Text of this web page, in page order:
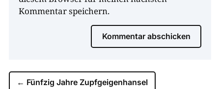
Kommentar speichern.
Kommentar abschicken
← Fünfzig Jahre Zupfgeigenhansel